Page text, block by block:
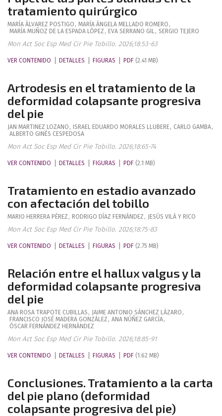
tratamiento quirúrgico
MARÍA ÁLVAREZ POSTIGO , MARÍA ÁNGELA MELLADO ROMERO ,
MARÍA MUÑOZ DE LA ESPADA LÓPEZ , EVA SERRANO GIL, SERGIO TEJERO
Mon Act Soc Esp Med Cir Pie Tobillo. 2026;18:53-63
VER CONTENIDO DETALLES FIGURAS PDF (2.41 MB)
Artrodesis en el tratamiento de la
deformidad colapsante progresiva
del pie
JAN MARTINEZ LOZANO , ISRAEL EDUARDO MORALES LLUBERE, CARLO GAMBA,
ALBERTO GINÉS CESPEDOSA
Mon Act Soc Esp Med Cir Pie Tobillo. 2026;18:65-74
VER CONTENIDO DETALLES FIGURAS PDF (2.1 MB)
Tratamiento en estadio avanzado
con afectación del tobillo
MARIO HERRERA PÉREZ , RODRIGO DÍAZ FERNÁNDEZ , JESÚS VILÁ Y RICO
Mon Act Soc Esp Med Cir Pie Tobillo. 2026;18:75-83
VER CONTENIDO DETALLES FIGURAS PDF (2.75 MB)
Relación entre el hallux valgus y la
deformidad colapsante progresiva
del pie
ANA ROSA TRAPOTE CUBILLAS , JAIME ANTONIO SÁNCHEZ LÁZARO ,
FRANCISCO JOSÉ MADERA GONZÁLEZ , ANA NÚÑEZ GARCÍA,
ÓSCAR FERNÁNDEZ HERNÁNDEZ
Mon Act Soc Esp Med Cir Pie Tobillo. 2026;18:85-91
VER CONTENIDO DETALLES FIGURAS PDF (1.62 MB)
Conclusiones. Tratamiento a la carta
del pie plano (deformidad
colapsante progresiva del pie)